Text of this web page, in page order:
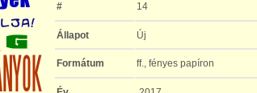
# 14
Állapot Új
Formátum ff., fényes papíron